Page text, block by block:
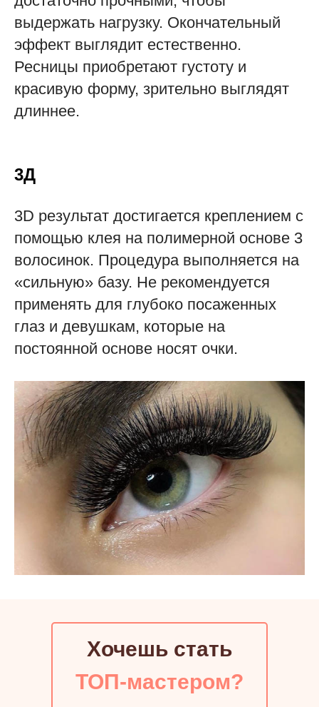
выдержать нагрузку. Окончательный
эффект выглядит естественно.
Ресницы приобретают густоту и
красивую форму, зрительно выглядят
длиннее.
3Д
3D результат достигается креплением с
помощью клея на полимерной основе 3
волосинок. Процедура выполняется на
«сильную» базу. Не рекомендуется
применять для глубоко посаженных
глаз и девушкам, которые на
постоянной основе носят очки.
Хочешь стать
ТОП-мастером?